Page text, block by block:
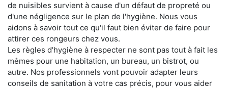
de nuisibles survient à cause d'un défaut de propreté ou
d'une négligence sur le plan de l'hygiène. Nous vous
aidons à savoir tout ce qu'il faut bien éviter de faire pour
attirer ces rongeurs chez vous.
Les règles d'hygiène à respecter ne sont pas tout à fait les
mêmes pour une habitation, un bureau, un bistrot, ou
autre. Nos professionnels vont pouvoir adapter leurs
conseils de sanitation à votre cas précis, pour vous aider